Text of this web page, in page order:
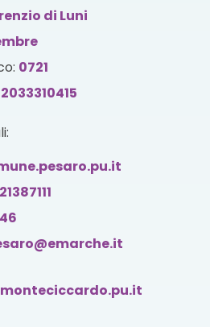
di Luni
0721